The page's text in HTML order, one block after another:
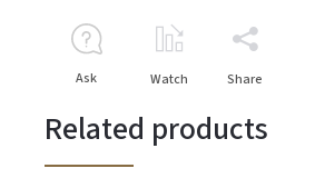
Ask Watch Share
Related products